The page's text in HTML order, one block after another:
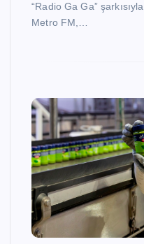
“Radio Ga Ga”
Metro FM,…